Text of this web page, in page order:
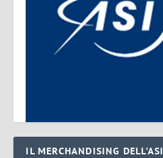
IL MERCHANDISING DELL’ASI